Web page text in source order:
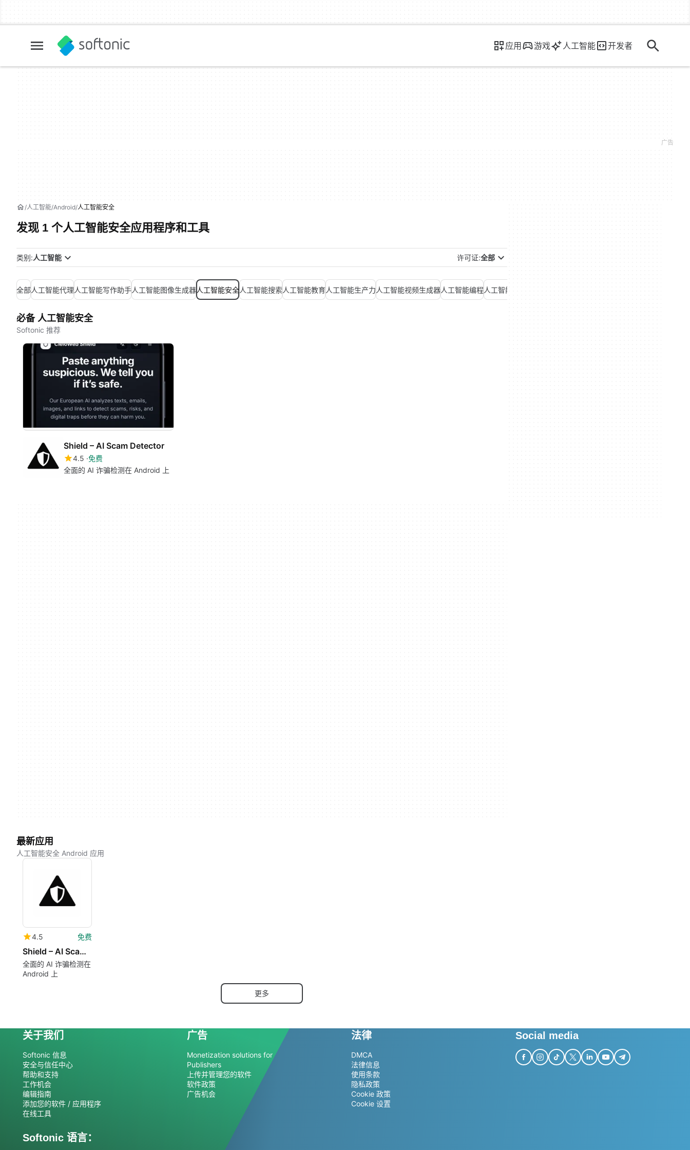
应用 游戏 人工智能 开发者
人工智能 Android 人工智能安全
发现 1 个人工智能安全应用程序和工具
类别:人工智能 许可证:全部
全部人工智能代理人工智能写作助手人工智能图像生成器人工智能安全人工智能搜索人工智能教育人工智能生产力人工智能视频生成器人工智能编程人工智能聊天
必备 人工智能安全
Softonic 推荐
Shield – AI Scam Detector
4.5 免费
全面的 AI 诈骗检测在 Android 上
最新应用
人工智能安全 Android 应用
4.5 免费
Shield – AI Scam Detector
全面的 AI 诈骗检测在
Android 上
更多
关于我们
Softonic 信息
安全与信任中心
帮助和支持
工作机会
编辑指南
添加您的软件 / 应用程序
在线工具
广告
Monetization solutions for
Publishers
上传并管理您的软件
软件政策
广告机会
法律
DMCA
法律信息
使用条款
隐私政策
Cookie 政策
Cookie 设置
Social media
Softonic 语言：